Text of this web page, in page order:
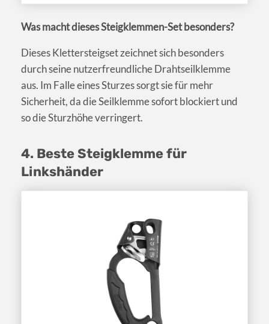
Was macht dieses Steigklemmen-Set besonders?
Dieses Klettersteigset zeichnet sich besonders
durch seine nutzerfreundliche Drahtseilklemme
aus. Im Falle eines Sturzes sorgt sie für mehr
Sicherheit, da die Seilklemme sofort blockiert und
so die Sturzhöhe verringert.
4. Beste Steigklemme für
Linkshänder